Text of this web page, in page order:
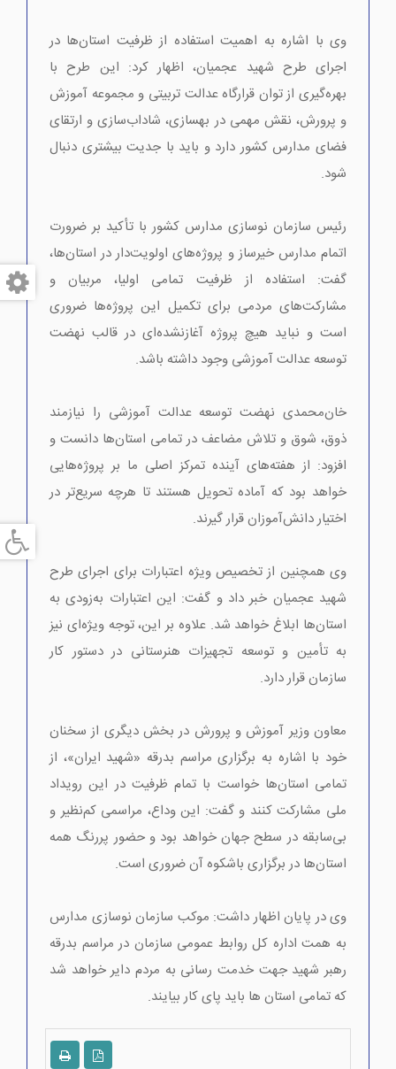
وی با اشاره به اهمیت استفاده از ظرفیت استان‌ها در
اجرای طرح شهید عجمیان، اظهار کرد: این طرح با
بهره‌گیری از توان قرارگاه عدالت تربیتی و مجموعه آموزش
و پرورش، نقش مهمی در بهسازی، شاداب‌سازی و ارتقای
فضای مدارس کشور دارد و باید با جدیت بیشتری دنبال
شود.
رئیس سازمان نوسازی مدارس کشور با تأکید بر ضرورت
اتمام مدارس خیرساز و پروژه‌های اولویت‌دار در استان‌ها،
گفت: استفاده از ظرفیت تمامی اولیا، مربیان و
مشارکت‌های مردمی برای تکمیل این پروژه‌ها ضروری
است و نباید هیچ پروژه آغازنشده‌ای در قالب نهضت
توسعه عدالت آموزشی وجود داشته باشد.
خان‌محمدی نهضت توسعه عدالت آموزشی را نیازمند
ذوق، شوق و تلاش مضاعف در تمامی استان‌ها دانست و
افزود: از هفته‌های آینده تمرکز اصلی ما بر پروژه‌هایی
خواهد بود که آماده تحویل هستند تا هرچه سریع‌تر در
اختیار دانش‌آموزان قرار گیرند.
وی همچنین از تخصیص ویژه اعتبارات برای اجرای طرح
شهید عجمیان خبر داد و گفت: این اعتبارات به‌زودی به
استان‌ها ابلاغ خواهد شد. علاوه بر این، توجه ویژه‌ای نیز
به تأمین و توسعه تجهیزات هنرستانی در دستور کار
سازمان قرار دارد.
معاون وزیر آموزش و پرورش در بخش دیگری از سخنان
خود با اشاره به برگزاری مراسم بدرقه «شهید ایران»، از
تمامی استان‌ها خواست با تمام ظرفیت در این رویداد
ملی مشارکت کنند و گفت: این وداع، مراسمی کم‌نظیر و
بی‌سابقه در سطح جهان خواهد بود و حضور پررنگ همه
استان‌ها در برگزاری باشکوه آن ضروری است.
وی در پایان اظهار داشت: موکب سازمان نوسازی مدارس
به همت اداره کل روابط عمومی سازمان در مراسم بدرقه
رهبر شهید جهت خدمت رسانی به مردم دایر خواهد شد
که تمامی استان ها باید پای کار بیایند.